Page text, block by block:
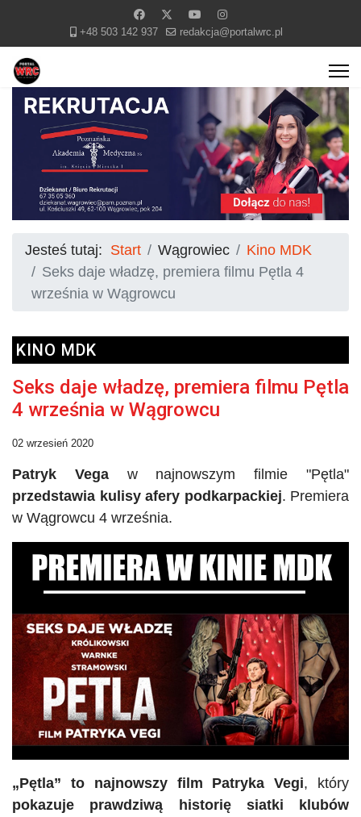
+48 503 142 937 redakcja@portalwrc.pl
Jesteś tutaj: Start Wągrowiec
Kino MDK
Seks daje władzę, premiera filmu Pętla 4
września w Wągrowcu
KINO MDK
Seks daje władzę, premiera filmu Pętla
4 września w Wągrowcu
02 wrzesień 2020
Patryk Vegaw najnowszym filmie"Pętla"
przedstawia kulisy afery podkarpackiej. Premiera
w Wągrowcu 4 września.
„Pętla” to najnowszy film Patryka Vegi, który
pokazuje prawdziwą historię siatki klubów